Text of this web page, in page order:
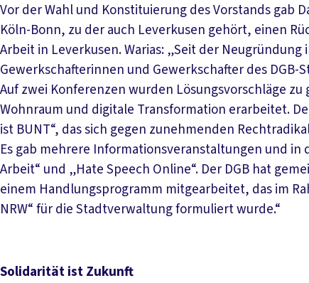
Vor der Wahl und Konstituierung des Vorstands gab
Köln-Bonn, zu der auch Leverkusen gehört, einen
Arbeit in Leverkusen. Warias: „Seit der
Gewerkschafterinnen und Gewerkschafter des
Auf zwei Konferenzen wurden Lösungsvorschläge
Wohnraum und digitale Transformation erarbeitet.
ist BUNT“, das sich gegen zunehmenden
Es gab mehrere Informationsveranstaltungen und in
Arbeit“ und „Hate Speech Online“. Der DGB hat
einem Handlungsprogramm mitgearbeitet, das im
NRW“ für die Stadtverwaltung formuliert wurde.“
Solidarität ist Zukunft